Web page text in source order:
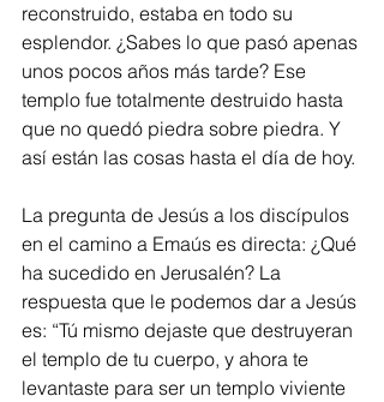
reconstruido, estaba en todo su
esplendor. ¿Sabes lo que pasó apenas
unos pocos años más tarde? Ese
templo fue totalmente destruido hasta
que no quedó piedra sobre piedra. Y
así están las cosas hasta el día de hoy.
La pregunta de Jesús a los discípulos
en el camino a Emaús es directa: ¿Qué
ha sucedido en Jerusalén? La
respuesta que le podemos dar a Jesús
es: “Tú mismo dejaste que destruyeran
el templo de tu cuerpo, y ahora te
levantaste para ser un templo viviente